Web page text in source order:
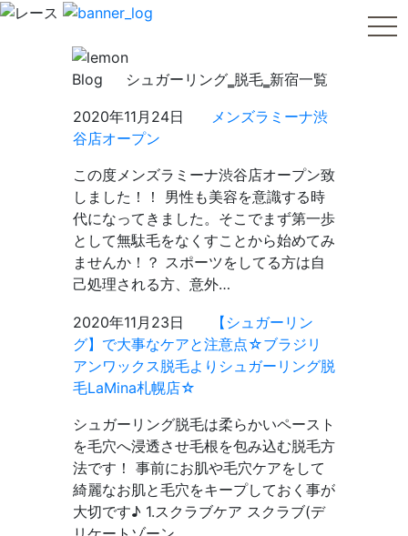
Blog シュガーリング‗脱毛‗新宿一覧
2020年11月24日
メンズラミーナ渋
谷店オープン
この度メンズラミーナ渋谷店オープン致
しました！！ 男性も美容を意識する時
代になってきました。そこでまず第一歩
として無駄毛をなくすことから始めてみ
ませんか！？ スポーツをしてる方は自
己処理される方、意外…
2020年11月23日
【シュガーリン
グ】で大事なケアと注意点☆ブラジリ
アンワックス脱毛よりシュガーリング脱
毛LaMina札幌店☆
シュガーリング脱毛は柔らかいペースト
を毛穴へ浸透させ毛根を包み込む脱毛方
法です！ 事前にお肌や毛穴ケアをして
綺麗なお肌と毛穴をキープしておく事が
大切です♪ 1.スクラブケア スクラブ(デ